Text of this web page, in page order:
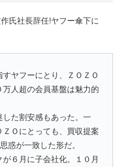
氏社長辞任!ヤフー傘下に
ヤフーにとり、ＺＯＺＯ
人超の会員基盤は魅力的
た割安感もあった。一
Ｏにとっても、買収提案
惑が一致した形だ。
６月に子会社化。１０月